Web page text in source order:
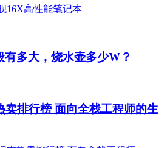
有多大，烧水壶多少W？
卖排行榜 面向全栈工程师的生